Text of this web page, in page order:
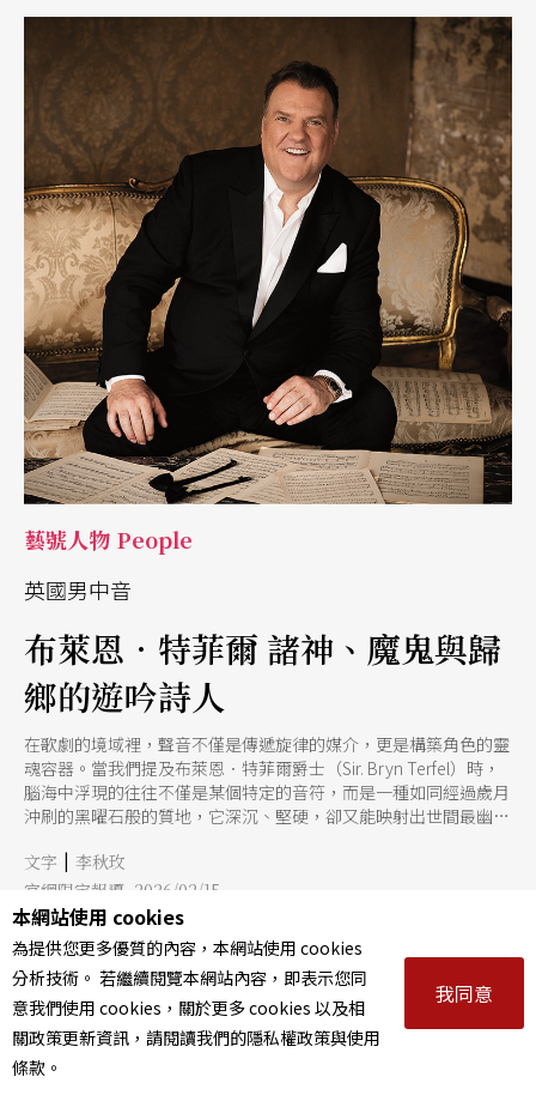
眼頭銜的光環，李志純的音樂靈魂，其實始終扎根於那座她日夜思
念的島嶼台灣。 破曉前的琴聲：從叛逆少女到堅定的追夢者 李志
純的音樂之路，並非始於安逸的溫室，而是充滿了對聲響的極致渴
望與近乎瘋狂的執著。時光倒轉回她在專科時期的歲月，那時的她
就讀於台南家專（台南應用科技大學的前身），是一個令老師又愛
又頭痛的叛逆女孩。當剛從維也納留學歸國的黃燕忠老師在台上教
授古典和聲學時，底下的李志純總喜歡拿著放大鏡挑毛病，甚至在
課後追著老師問哪裡有平行錯誤的問題。然而，正是這位寬容的恩
師，看見了她骨子裡的音樂天賦，不僅沒有責罵，反而給予她更多
的功課，一步步為她打下了深厚且紮實的傳統和聲底子。 回憶起
那段青春歲月，李志純的眼中總閃爍著光芒。她笑著訴說當年為了
爭取練琴時間，這群住校的女孩過著宛如軍隊般嚴格的生活，總在
清晨6點不到，就熟練地找出音樂系館哪一扇窗戶沒有上鎖，爬窗
進去搶琴房，一天苦練6個小時也不喊累。更有趣的是，她當時的
主修竟然是電子琴。這項在古典音樂圈看似非主流的樂器，卻成為
了她日後掌握複雜交響語言的秘密武器，電子琴豐富的音色庫與系
統，讓她在年少時便不知不覺地訓練了對管絃樂配器法的敏銳度，
成為她日後駕馭龐大交響樂團的基石。 當作曲家温隆信老師來到
學校任教，她陰錯陽差地成為了填補名額的第3位作曲門徒，卻從
此深陷於魏本（Anton Webern）、布列茲（Pierre Boulez）等現
代主義大師的魅力中無法自拔。面對這條
藝號人物 People
英國男中音
布萊恩．特菲爾 諸神、魔鬼與歸
鄉的遊吟詩人
在歌劇的境域裡，聲音不僅是傳遞旋律的媒介，更是構築角色的靈
魂容器。當我們提及布萊恩．特菲爾爵士（Sir. Bryn Terfel）時，
腦海中浮現的往往不僅是某個特定的音符，而是一種如同經過歲月
沖刷的黑曜石般的質地，它深沉、堅硬，卻又能映射出世間最幽微
Singer of the World）以來，這位來自威爾斯的男中音便以一種幾
近王者的姿態，屹立於世界歌劇舞台的巔峰。從莫札特《女人皆如
此》筆下玩世不恭的古列爾莫，到華格納《指環》（ The Ring
Cycle）中鐵漢柔情的沃坦（Wotan）；從倫敦皇家歌劇院（Royal
Opera House）的莊嚴殿堂，到紐約大都會歌劇院（The Met）的
傳奇舞台。30餘年的職業生涯，特菲爾用他的聲音丈量了從凡人到
神祇、從英雄到魔鬼的距離。 然而，剝除掉那些耀眼的獎項與爵
士頭銜，特菲爾的本質更像是一位極具天賦的說書人。他穿梭在這
些截然不同的靈魂之間，用一種溫暖而充滿人性的視角，重新定義
了那些看似遙不可及的傳奇。
文字 | 李秋玫
官網限定報導 2026/02/15
本網站使用 cookies
為提供您更多優質的內容，本網站使用 cookies
分析技術。 若繼續閱覽本網站內容，即表示您同
意我們使用 cookies，關於更多 cookies 以及相
關政策更新資訊，請閱讀我們的隱私權政策與使用
條款。
我同意